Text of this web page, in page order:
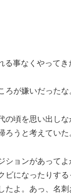
る事なくやってき
ろが嫌いだったな
の頃を思い出しな
ろうと考えていた
ションがあって
ビになったりす
たよ。あっ、名